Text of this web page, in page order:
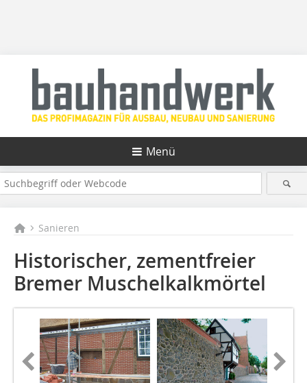
Menü
Sanieren
Historischer, zementfreier
Bremer Muschelkalkmörtel